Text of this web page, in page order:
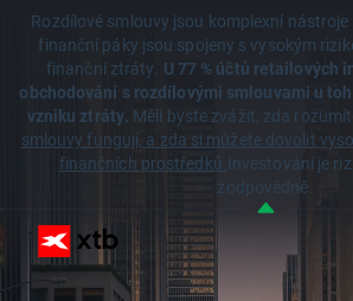
Rozdílové smlouvy jsou komplexní
finanční páky jsou spojeny s vysokým
finanční ztráty. U 77 % účtů retailových
obchodování s rozdílovými smlouvami u
vzniku ztráty. Měli byste zvážit, zda
smlouvy fungují, a zda si můžete dovolit
finančních prostředků.Investování je
zodpovědně.